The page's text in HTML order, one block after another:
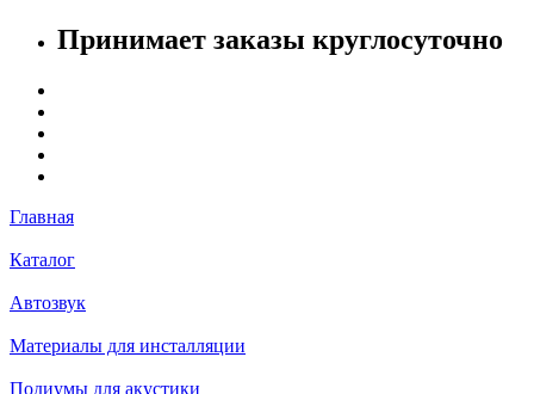
Принимает заказы круглосуточно
Главная
Каталог
Автозвук
Материалы для инсталляции
Подиумы для акустики